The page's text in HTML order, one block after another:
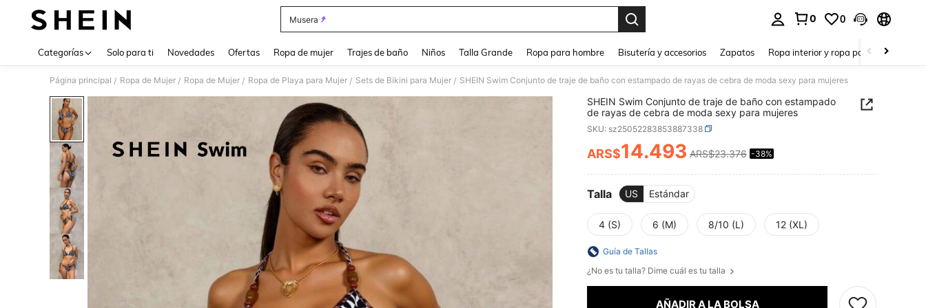
Musera
0 0
Categorías Solo para ti Novedades Ofertas Ropa de mujer Trajes de baño Niños Talla Grande Ropa para hombre Bisutería y accesorios Zapatos Ropa interior y ropa para dormir
Página principal / Ropa de Mujer / Ropa de Mujer / Ropa de Playa para Mujer / Sets de Bikini para Mujer / SHEIN Swim Conjunto de traje de baño con estampado de rayas de cebra de moda sexy para mujeres
SHEIN Swim Conjunto de traje de baño con estampado
de rayas de cebra de moda sexy para mujeres
SKU: sz25052283853887338
PRICE AND AVAILABILITY
ARS$14.493 ARS$23.376 -38%
Talla US Estándar
4 (S) 6 (M) 8/10 (L) 12 (XL)
Guía de Tallas
¿No es tu talla? Dime cuál es tu talla
AÑADIR A LA BOLSA